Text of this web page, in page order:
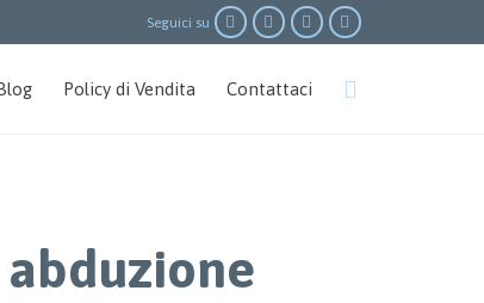
Seguici su    
to
Policy di Vendita Contattaci 
abduzione